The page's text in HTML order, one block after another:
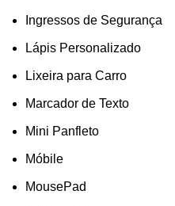
Ingressos de Segurança
Lápis Personalizado
Lixeira para Carro
Marcador de Texto
Mini Panfleto
Móbile
MousePad